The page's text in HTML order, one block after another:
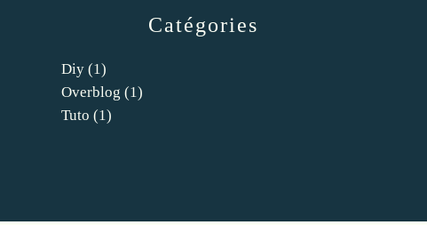
Catégories
Diy (1)
Overblog (1)
Tuto (1)